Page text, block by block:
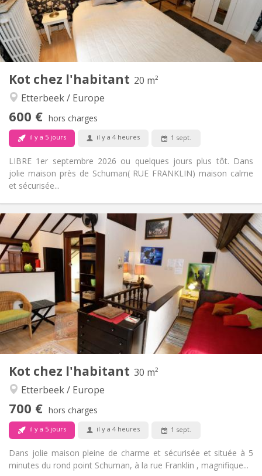
Kot chez l'habitant 20 m²
Etterbeek / Europe
600 € hors charges
il y a 5 jours il y a 4 heures 1 sept.
LIBRE 1er septembre 2026 ou quelques jours plus tôt. Dans
jolie maison près de Schuman( RUE FRANKLIN) maison calme
et sécurisée...
Aménagement
Salle de bain:
Privée
Cuisine:
Privée (pièce distincte)
Superficie:
20 m
Pièces privées:
Chaleureuse, calme, studieuse
Kot chez l'habitant 30 m²
Etterbeek / Europe
700 € hors charges
il y a 5 jours il y a 4 heures 1 sept.
Dans jolie maison pleine de charme et sécurisée et située à 5
minutes du rond point Schuman, à la rue Franklin , magnifique...
Infos Pratiques
Loyer:
700 €
Charges:
175 €
Durée:
12 mois
Domiciliation:
Acceptée
Aménagement
Salle de bain:
Privée
Cuisine:
Privée (pièce distincte)
30 m
2
Pièces privées:
3
Studieuse, calme, chaleureuse